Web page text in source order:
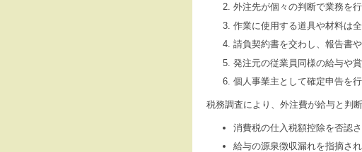
外注先が個々の判断で業務を
作業に使用する道具や材料は
請負契約書を交わし、報告書
発注元の従業員同様の給与や
個人事業主として確定申告を
税務調査により、外注費が給与と判断
消費税の仕入税額控除を否認
給与の源泉徴収漏れを指摘さ